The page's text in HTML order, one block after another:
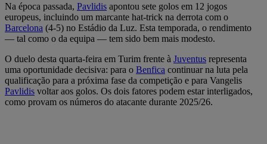
Na época passada, Pavlidis apontou sete golos em 12 jogos
europeus, incluindo um marcante hat-trick na derrota com o
Barcelona (4-5) no Estádio da Luz. Esta temporada, o rendimento
— tal como o da equipa — tem sido bem mais modesto.
O duelo desta quarta-feira em Turim frente à Juventus representa
uma oportunidade decisiva: para o Benfica continuar na luta pela
qualificação para a próxima fase da competição e para Vangelis
Pavlidis voltar aos golos. Os dois fatores podem estar interligados,
como provam os números do atacante durante 2025/26.